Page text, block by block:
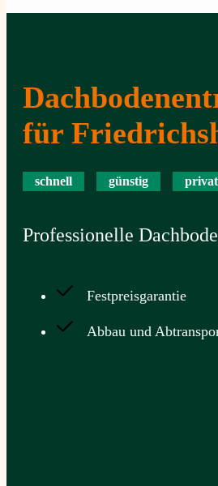
für
schnell günstig
Professionelle
Festpreisgarantie
Abbau und